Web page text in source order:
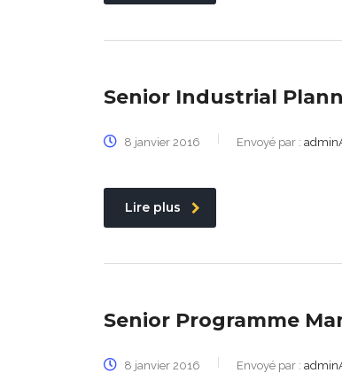
Senior Industrial
8 janvier 2016 Envoyé par :
Lire plus
Senior Programme
8 janvier 2016 Envoyé par :